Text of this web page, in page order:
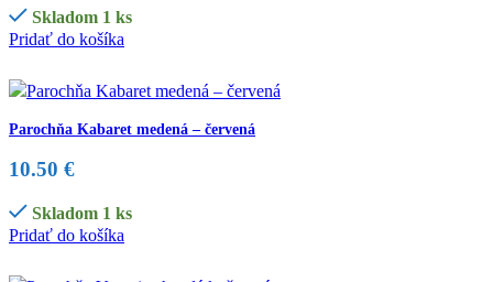
Skladom 1 ks
Pridať do košíka
Parochňa Kabaret medená – červená
10.50 €
Skladom 1 ks
Pridať do košíka